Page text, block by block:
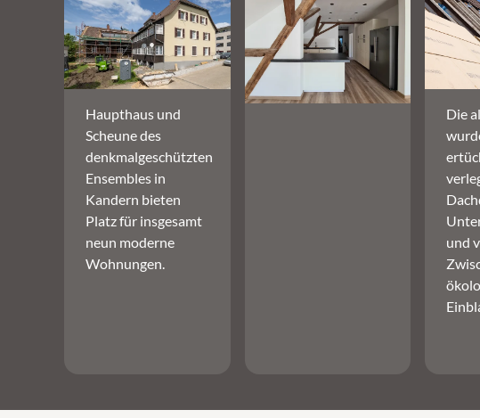
Haupthaus und
Scheune des
denkmalgeschützten
Ensembles in
Kandern bieten
Platz für insgesamt
neun moderne
Wohnungen.
Die
und